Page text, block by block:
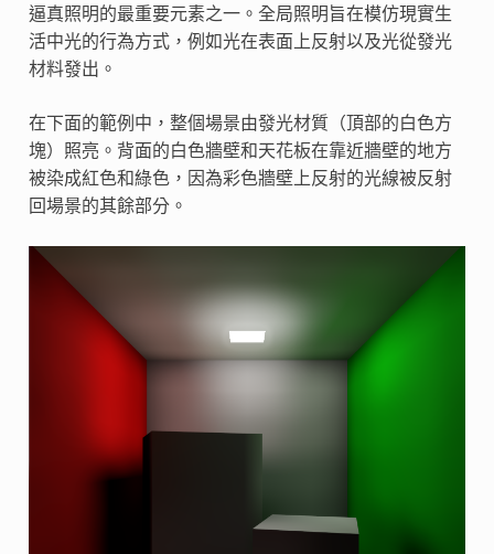
逼真照明的最重要元素之一。全局照明旨在模仿現實生
活中光的行為方式，例如光在表面上反射以及光從發光
材料發出。
在下面的範例中，整個場景由發光材質（頂部的白色方
塊）照亮。背面的白色牆壁和天花板在靠近牆壁的地方
被染成紅色和綠色，因為彩色牆壁上反射的光線被反射
回場景的其餘部分。